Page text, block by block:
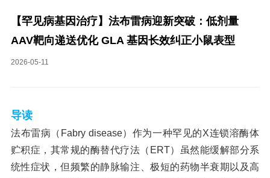
【罕见病基因治疗】法布雷病迎新突破：低剂量
AAV靶向递送优化 GLA 基因长效纠正小鼠表型
2026-05-11
导读
法布雷病（Fabry disease）作为一种罕见的X连锁溶酶体
贮积症，其常规的酶替代疗法（ERT）虽然能缓解部分系
统性症状，但频繁的静脉输注、极短的药物半衰期以及高